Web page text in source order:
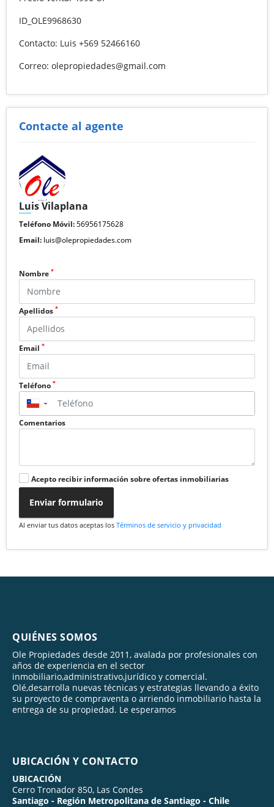
ID_OLE9968630
Contacto: Luis +569 52466160
Correo: olepropiedades@gmail.com
Contacte al agente
Luis Vilaplana
Teléfono Móvil:56956175628
Email: luis@olepropiedades.com
Nombre *
Apellidos *
Email *
Teléfono *
▼
Comentarios
Acepto recibir información sobre ofertas inmobiliarias
Enviar formulario
Al enviar tus datos aceptas los Términos de servicio y privacidad
QUIÉNES SOMOS
Ole Propiedades desde 2011, avalada por profesionales con
años de experiencia en el sector
inmobiliario,administrativo,jurídico y comercial.
Olé,desarrolla nuevas técnicas y estrategias llevando a éxito
su proyecto de compraventa o arriendo inmobiliario hasta la
entrega de su propiedad. Le esperamos
UBICACIÓN Y CONTACTO
UBICACIÓN
Cerro Tronador 850, Las Condes
Santiago - Región Metropolitana de Santiago - Chile